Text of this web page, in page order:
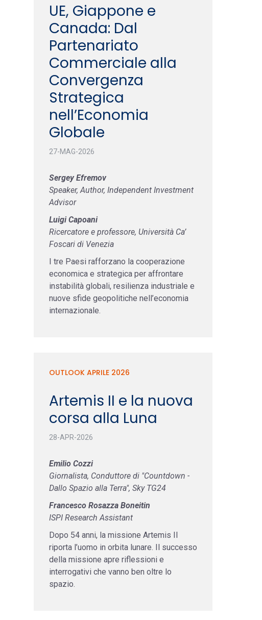
UE, Giappone e
Canada: Dal
Partenariato
Commerciale alla
Convergenza
Strategica
nell’Economia
Globale
27-MAG-2026
Sergey Efremov
Speaker, Author, Independent Investment
Advisor
Luigi Capoani
Ricercatore e professore, Università Ca’
Foscari di Venezia
I tre Paesi rafforzano la cooperazione
economica e strategica per affrontare
instabilità globali, resilienza industriale e
nuove sfide geopolitiche nell’economia
internazionale.
OUTLOOK APRILE 2026
Artemis II e la nuova
corsa alla Luna
28-APR-2026
Emilio Cozzi
Giornalista, Conduttore di "Countdown -
Dallo Spazio alla Terra", Sky TG24
Francesco Rosazza Boneitin
ISPI Research Assistant
Dopo 54 anni, la missione Artemis II
riporta l’uomo in orbita lunare. Il successo
della missione apre riflessioni e
interrogativi che vanno ben oltre lo
spazio.